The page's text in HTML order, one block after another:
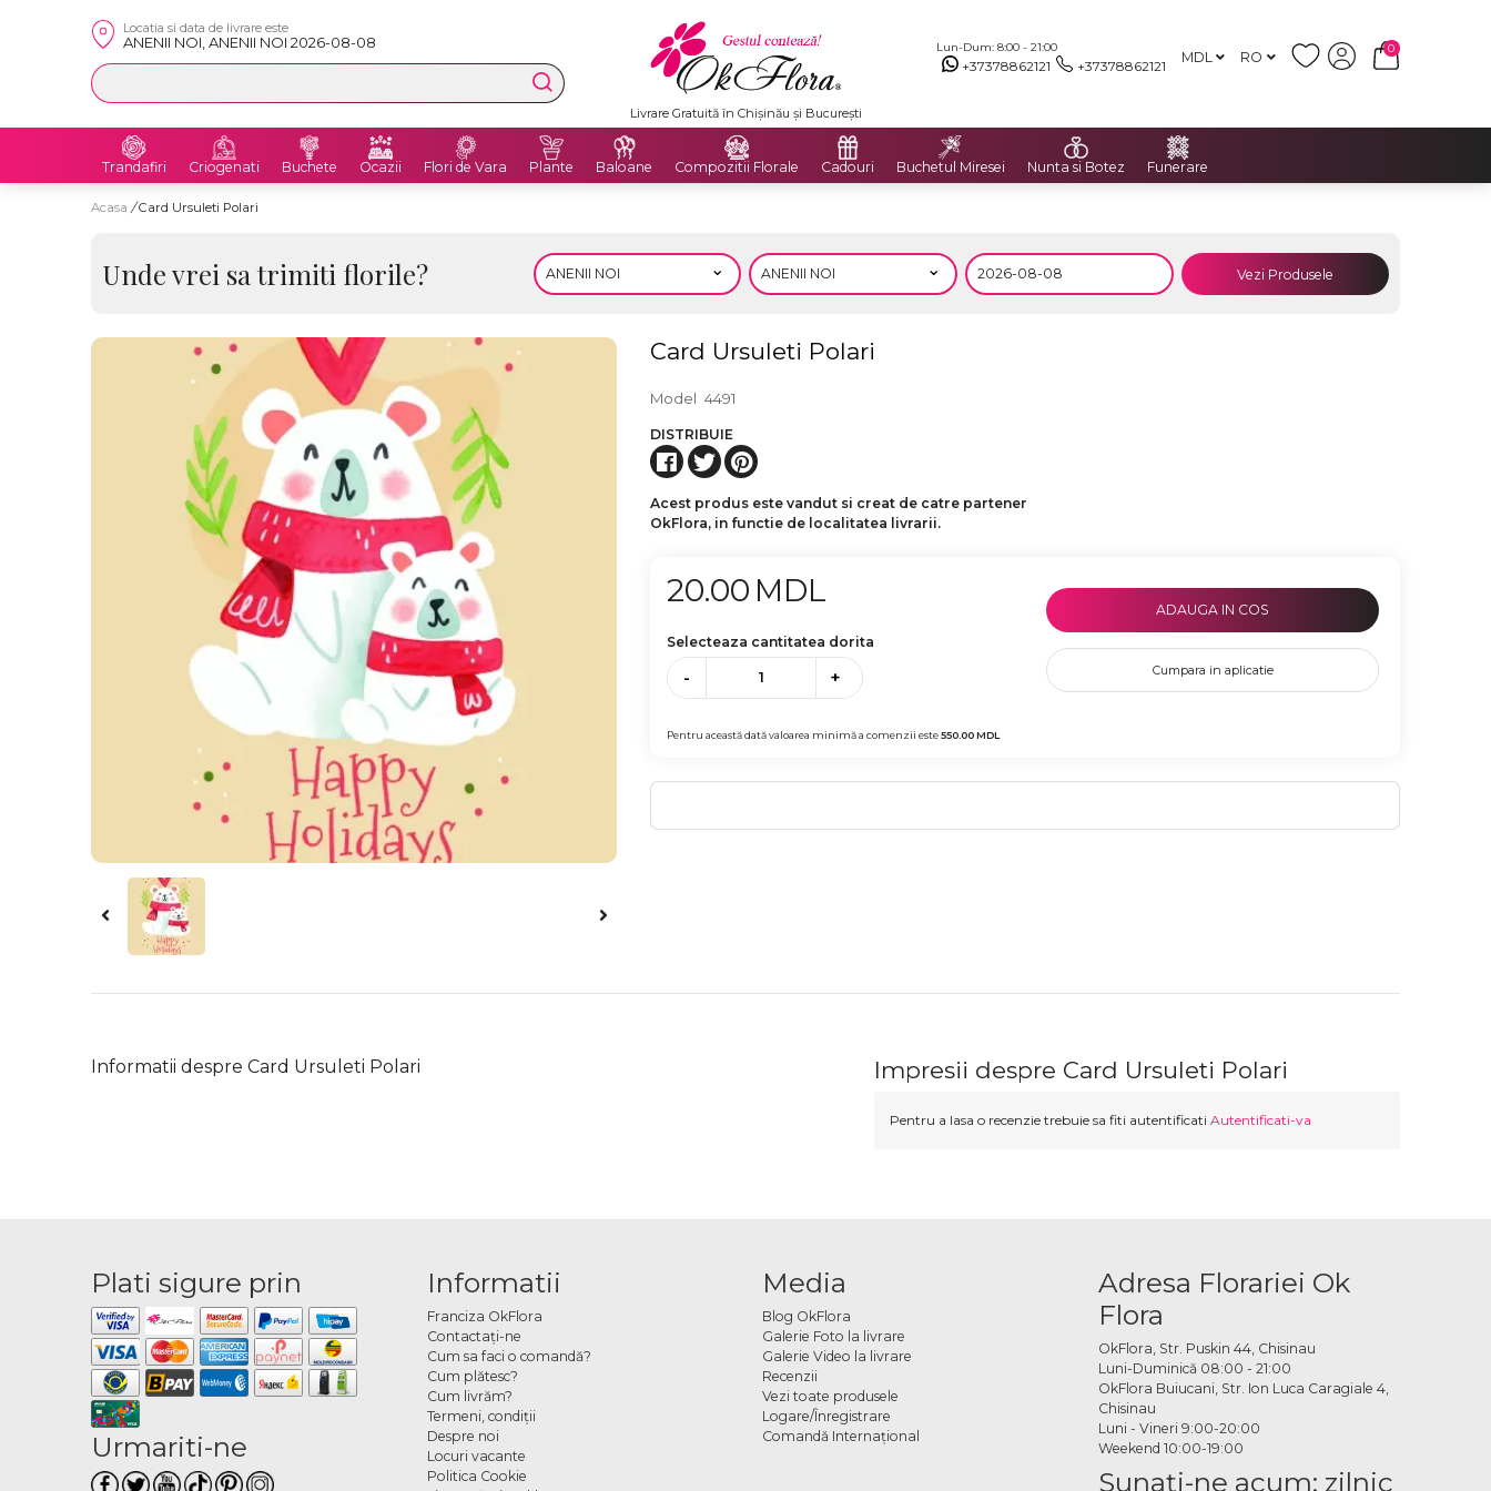
Locatia si data de livrare este
ANENII NOI, ANENII NOI 2026-08-08 Lun-Dum: 8:00 - 21:00
+37378862121 +37378862121 MDL RO
0
Livrare Gratuită în Chișinău și București
Trandafiri Criogenati Buchete Ocazii Flori de Vara Plante Baloane Compozitii Florale Cadouri Buchetul Miresei Nunta si Botez Funerare
Acasa / Card Ursuleti Polari
Unde vrei sa trimiti florile? Vezi Produsele
Card Ursuleti Polari
Model 4491
DISTRIBUIE
Acest produs este vandut si creat de catre partener
OkFlora, in functie de localitatea livrarii.
20.00 MDL
Selecteaza cantitatea dorita
- +
Pentru această dată valoarea minimă a comenzii este550.00MDL
ADAUGA IN COS
Cumpara in aplicatie
Informatii despre Card Ursuleti Polari Impresii despre Card Ursuleti Polari
Pentru a lasa o recenzie trebuie sa fiti autentificati Autentificati-va
Plati sigure prin
Urmariti-ne
Informatii
Franciza OkFlora
Contactaţi-ne
Cum sa faci o comandă?
Cum plătesc?
Cum livrăm?
Termeni, condiţii
Despre noi
Locuri vacante
Politica Cookie
Media
Blog OkFlora
Galerie Foto la livrare
Galerie Video la livrare
Recenzii
Vezi toate produsele
Logare/Înregistrare
Comandă Internațional
Adresa Florariei Ok
Flora
OkFlora, Str. Puskin 44, Chisinau
Luni-Duminică 08:00 - 21:00
OkFlora Buiucani, Str. Ion Luca Caragiale 4,
Chisinau
Luni - Vineri 9:00-20:00
Weekend 10:00-19:00
Sunaţi-ne acum: zilnic